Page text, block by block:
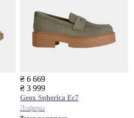
₴ 6 669
₴ 3 999
Geox Spherica Ec7
Лоферы